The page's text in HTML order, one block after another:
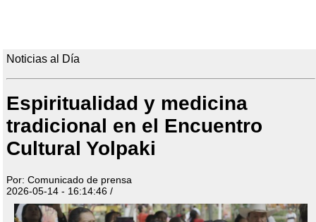
Noticias al Día
Espiritualidad y medicina
tradicional en el Encuentro
Cultural Yolpaki
Por: Comunicado de prensa
2026-05-14 - 16:14:46 /